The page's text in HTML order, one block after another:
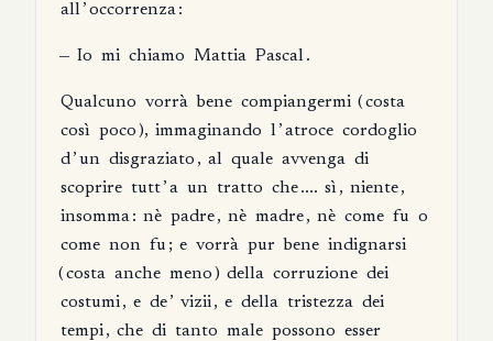
all’occorrenza:
— Io mi chiamo Mattia Pascal.
Qualcuno vorrà bene compiangermi (costa
così poco ), immaginando l’atroce cordoglio
d’un disgraziato , al quale avvenga di
scoprire tutt’a un tratto che.... sì, niente,
insomma: nè padre, nè madre, nè come fu o
come non fu ; e vorrà pur bene indignarsi
(costa anche meno ) della corruzione dei
costumi, e de’ vizii, e della tristezza dei
tempi, che di tanto male possono esser